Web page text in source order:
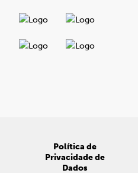
Política de
Privacidade de
Dados